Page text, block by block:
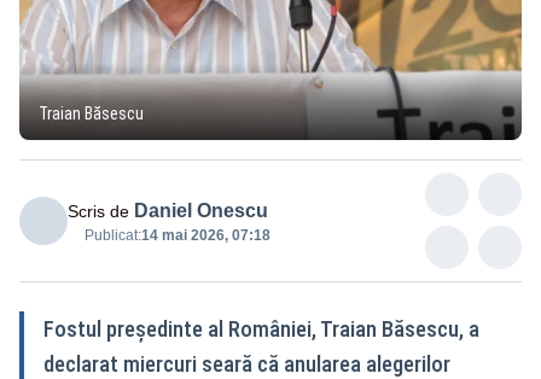
Traian Băsescu
Scris de Daniel Onescu
Publicat:14 mai 2026, 07:18
Fostul preşedinte al României, Traian Băsescu, a
declarat miercuri seară că anularea alegerilor